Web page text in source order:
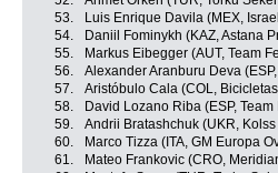
53.
Luis Enrique Davila (MEX,
54.
Daniil Fominykh (KAZ, Astana
55.
Markus Eibegger (AUT, Team
56.
Alexander Aranburu Deva
57.
Aristóbulo Cala (COL,
58.
David Lozano Riba (ESP,
59.
Andrii Bratashchuk (UKR,
60.
Marco Tizza (ITA, GM Europa
61.
Mateo Frankovic (CRO,